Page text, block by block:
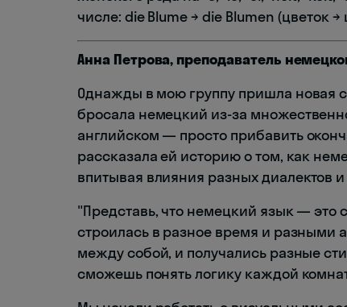
числе: die Blume → die Blumen (цветок →
Анна Петрова, преподаватель
Однажды в мою группу пришла новая
бросала немецкий из-за
английском — просто прибавить
рассказала ей историю о том, как
впитывая влияния разных диалектов
"Представь, что немецкий язык — это
строилась в разное время и разными
между собой, и получались разные
сможешь понять логику каждой